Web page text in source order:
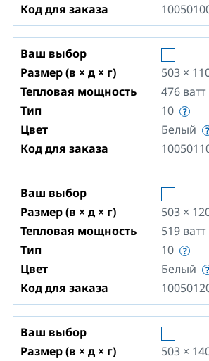
Код для заказа
Ваш выбор
Размер (в × д × г)
503 ×
Тепловая мощность
476 ватт
Тип
10
Цвет
Белый
Код для заказа
Ваш выбор
Размер (в × д × г)
503 ×
Тепловая мощность
519 ватт
Тип
10
Цвет
Белый
Код для заказа
Ваш выбор
Размер (в × д × г)
503 ×